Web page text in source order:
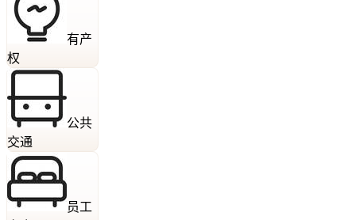
有产
权
公共
交通
员工